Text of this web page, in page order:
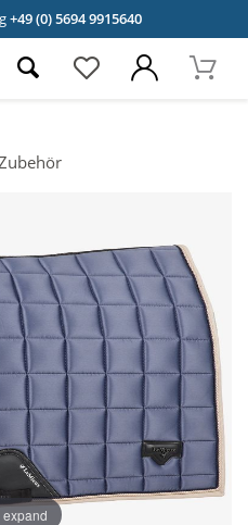
+49 (0) 5694 9915640
expand